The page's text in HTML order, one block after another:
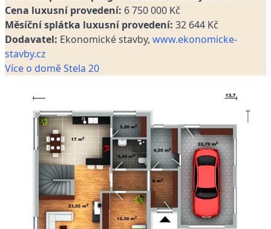
Cena luxusní provedení: 6 750 000 Kč
Měsíční splátka luxusní provedení: 32 644 Kč
Dodavatel: Ekonomické stavby, www.ekonomicke-
stavby.cz
Více o domě Stela 20